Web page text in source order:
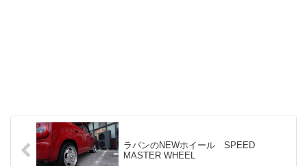
ラパンのNEWホイール SPEED
MASTER WHEEL